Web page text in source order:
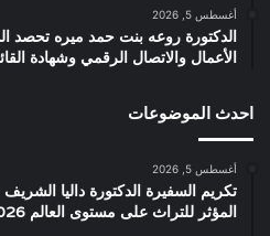
أغسطس 5, 2026
الدكتورة روعه بنت حمد ميره تحصد
الأعمال والاتصال الرقمي وشهادة
احدث الموضوعات
أغسطس 5, 2026
تكريم السفيرة الدكتورة داليا
المؤثر للتراث على مستوى العالم 2026”